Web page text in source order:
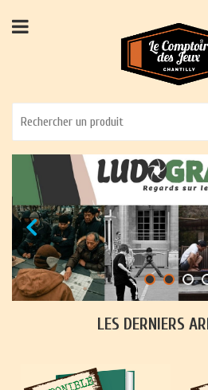
LES DERNIERS